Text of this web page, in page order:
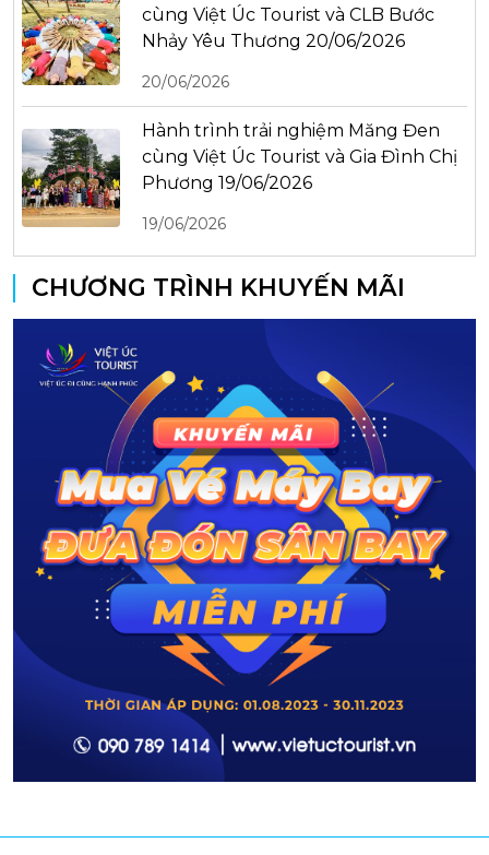
cùng Việt Úc Tourist và CLB Bước
Nhảy Yêu Thương 20/06/2026
20/06/2026
Hành trình trải nghiệm Măng Đen
cùng Việt Úc Tourist và Gia Đình Chị
Phương 19/06/2026
19/06/2026
CHƯƠNG TRÌNH KHUYẾN MÃI